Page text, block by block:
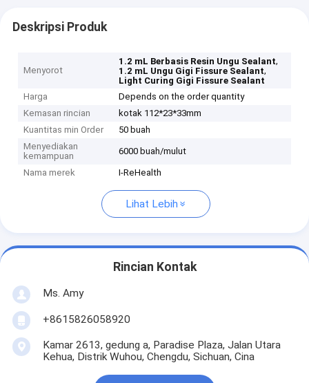
Deskripsi Produk
Menyorot
1.2 mL Berbasis Resin Ungu Sealant,
1.2 mL Ungu Gigi Fissure Sealant,
Light Curing Gigi Fissure Sealant
Harga
Depends on the order quantity
Kemasan rincian
kotak 112*23*33mm
Kuantitas min Order
50 buah
Menyediakan
kemampuan
6000 buah/mulut
Nama merek I-ReHealth
Lihat Lebih
Rincian Kontak
Ms. Amy
+8615826058920
Kamar 2613, gedung a, Paradise Plaza, Jalan Utara
Kehua, Distrik Wuhou, Chengdu, Sichuan, Cina